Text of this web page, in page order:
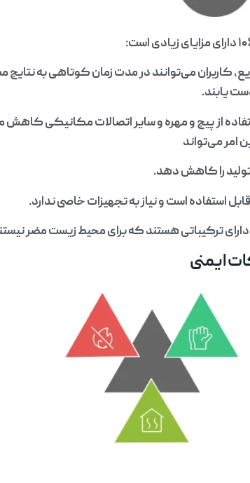
کاربران می‌توانند در مدت زمان کوتاهی به نتایج
یابند.
استفاده از چسب ۱۰۶ ، نیاز به استفاده از پیچ و مهره و سایر اتصالات مکانیکی
امر می‌تواند
را کاهش دهد.
ایمنی